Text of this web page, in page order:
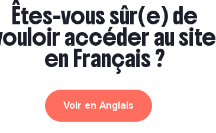
? Pas de panique, on te propose une
et solidaire !
Êtes-vous sûr(e) de
accéder au site
en Français ?
Voir en Anglais